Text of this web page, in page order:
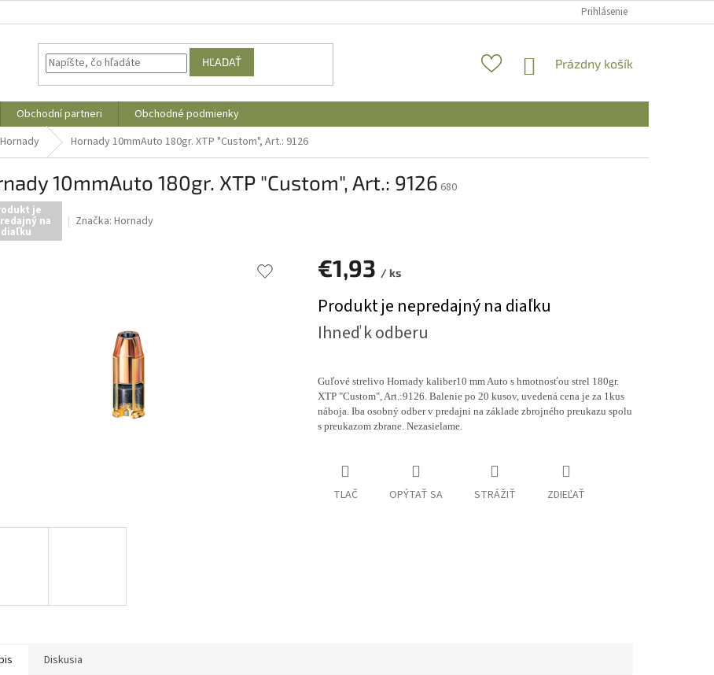
Prihlásenie
HĽADAŤ
NÁKUPNÝ
Prázdny košík
Obchodní partneri
Obchodné podmienky
Hornady Hornady 10mmAuto 180gr. XTP "Custom", Art.: 9126
10mmAuto 180gr. XTP "Custom", Art.: 9126 680
je
na
diaľku
Značka: Hornady
€1,93 / ks
cena:
Produkt je nepredajný na diaľku
Ihneď k odberu
Guľové strelivo Hornady kaliber10 mm Auto s hmotnosťou strel 180gr.
XTP "Custom", Art.:9126. Balenie po 20 kusov, uvedená cena je za 1kus
náboja. Iba osobný odber v predajni na základe zbrojného preukazu spolu
s preukazom zbrane. Nezasielame.
TLAČ OPÝTAŤ SA STRÁŽIŤ ZDIEĽAŤ
Diskusia